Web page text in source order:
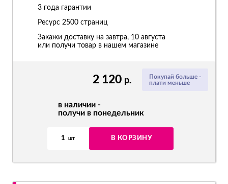
Покупай больше -
плати меньше
2 120 р.
в наличии -
получи в понедельник
1 шт В КОРЗИНУ
3 года гарантии
Ресурс 2500 страниц
Закажи доставку на завтра, 10 августа
или получи товар в нашем магазине